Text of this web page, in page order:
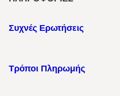
Συχνές Ερωτήσεις
Τρόποι Πληρωμής